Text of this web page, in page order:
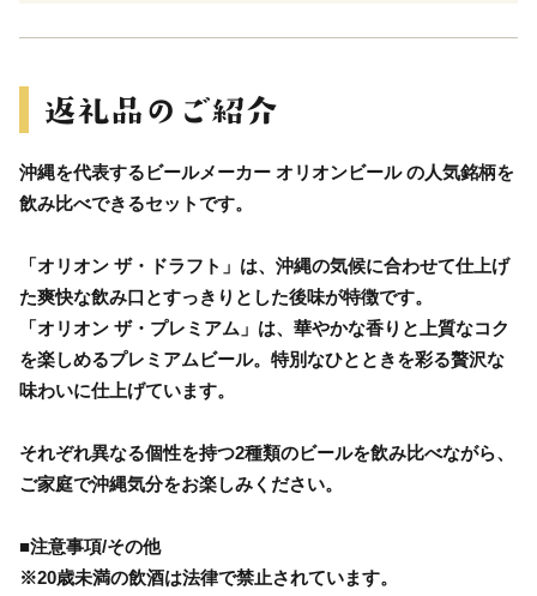
沖縄を代表するビールメーカー オリオンビール の人気銘柄を
飲み比べできるセットです。
「オリオン ザ・ドラフト」は、沖縄の気候に合わせて仕上げ
た爽快な飲み口とすっきりとした後味が特徴です。
「オリオン ザ・プレミアム」は、華やかな香りと上質なコク
を楽しめるプレミアムビール。特別なひとときを彩る贅沢な
味わいに仕上げています。
それぞれ異なる個性を持つ2種類のビールを飲み比べながら、
ご家庭で沖縄気分をお楽しみください。
■注意事項/その他
※20歳未満の飲酒は法律で禁止されています。